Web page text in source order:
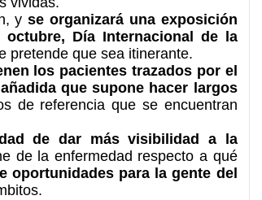
yse organizará una exposición
Día Internacional de la
pretende que sea itinerante.
los pacientes trazados por el
que supone hacer largos
de referencia que se encuentran
de dar más visibilidad a la
de la enfermedad respecto a qué
oportunidades para la gente del